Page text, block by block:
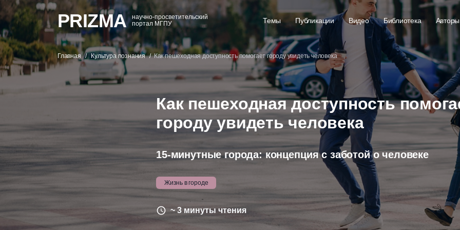
PRIZMA
научно-просветительский
портал МГПУ
Темы Публикации Видео Библиотека Авторы
Главная Культура познания Как пешеходная доступность помогает городу увидеть человека
Как пешеходная доступность
городу увидеть человека
15-минутные города: концепция с заботой о человеке
Жизнь в городе
~ 3 минуты чтения